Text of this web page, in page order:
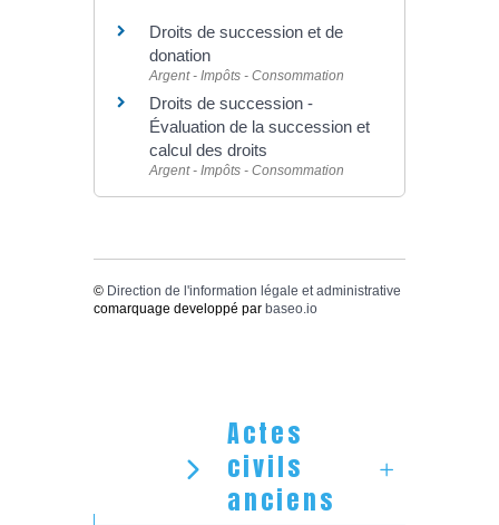
Droits de succession et de
donation
Argent - Impôts - Consommation
Droits de succession -
Évaluation de la succession et
calcul des droits
Argent - Impôts - Consommation
© Direction de l'information légale et administrative
comarquage developpé par baseo.io
Actes
civils
anciens